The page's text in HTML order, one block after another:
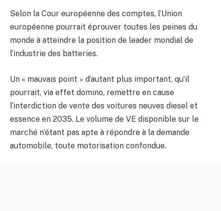
Selon la Cour européenne des comptes, l’Union
européenne pourrait éprouver toutes les peines du
monde à atteindre la position de leader mondial de
l’industrie des batteries.
Un « mauvais point » d’autant plus important, qu’il
pourrait, via effet domino, remettre en cause
l’interdiction de vente des voitures neuves diesel et
essence en 2035. Le volume de VE disponible sur le
marché n’étant pas apte à répondre à la demande
automobile, toute motorisation confondue.